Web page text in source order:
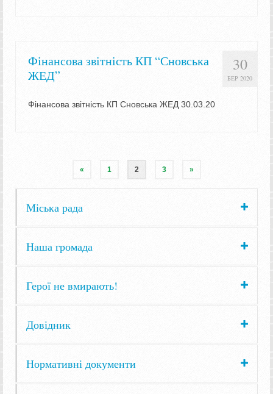
30
БЕР 2020
Фінансова звітність КП “Сновська
ЖЕД”
Фінансова звітність КП Сновська ЖЕД 30.03.20
« 1 2 3 »
Міська рада
Наша громада
Герої не вмирають!
Довідник
Нормативні документи